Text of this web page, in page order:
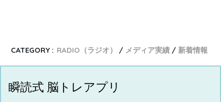
CATEGORY : RADIO（ラジオ） メディア実績 新着情報
瞬読式 脳トレアプリ